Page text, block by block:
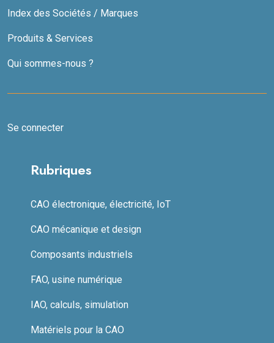
Index des Sociétés / Marques
Produits & Services
Qui sommes-nous ?
Se connecter
Rubriques
CAO électronique, électricité, IoT
CAO mécanique et design
Composants industriels
FAO, usine numérique
IAO, calculs, simulation
Matériels pour la CAO